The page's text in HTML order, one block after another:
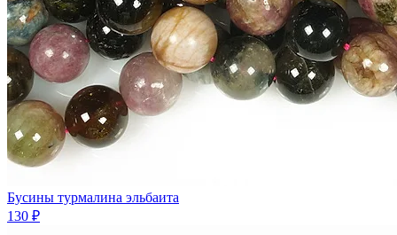
Бусины турмалина эльбаита
130 ₽